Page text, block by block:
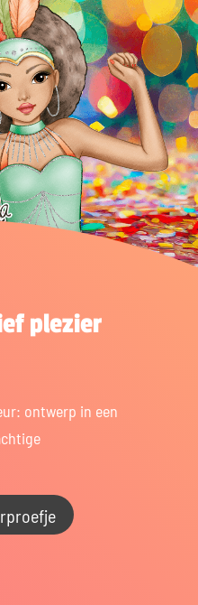
plezier
ontwerp in een